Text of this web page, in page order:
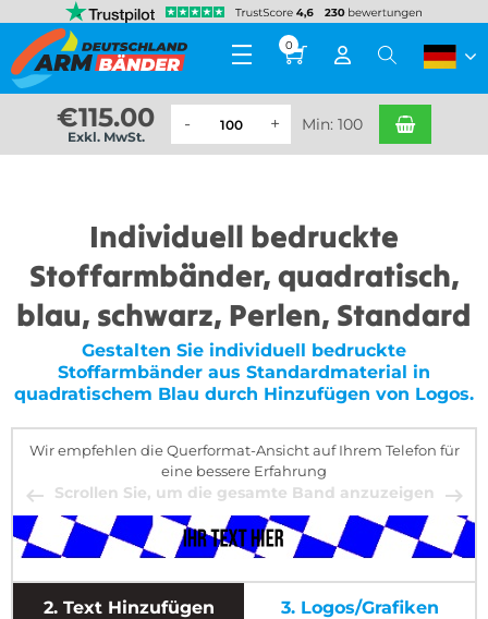
0
€115.00
Exkl. MwSt.
Min: 100
Individuell bedruckte
Stoffarmbänder, quadratisch,
blau, schwarz, Perlen, Standard
Gestalten Sie individuell bedruckte
Stoffarmbänder aus Standardmaterial in
quadratischem Blau durch Hinzufügen von Logos.
Wir empfehlen die Querformat-Ansicht auf Ihrem Telefon für
eine bessere Erfahrung
Scrollen Sie, um die gesamte Band anzuzeigen
2. Text Hinzufügen 3. Logos/Grafiken